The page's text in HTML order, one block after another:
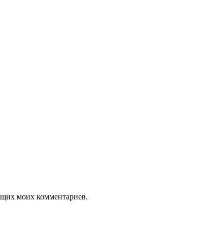
моих комментариев.